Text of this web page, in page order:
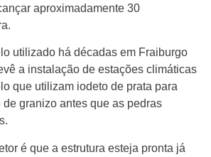
aproximadamente 30
utilizado há décadas em Fraiburgo
a instalação de estações climáticas
que utilizam iodeto de prata para
de granizo antes que as pedras
é que a estrutura esteja pronta já